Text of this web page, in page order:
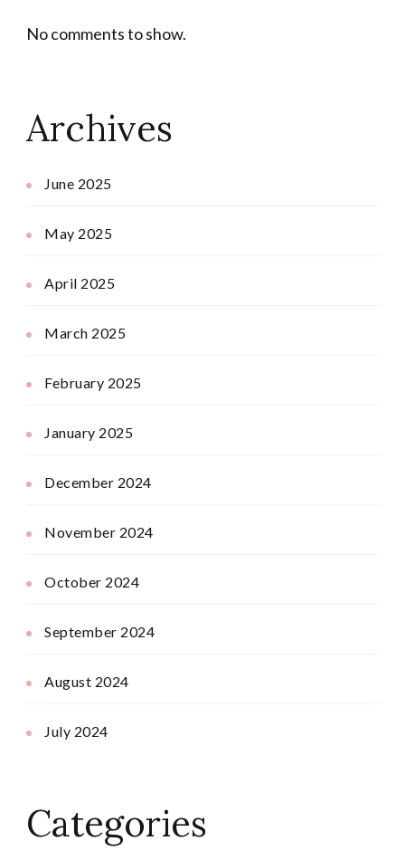
No comments to show.
Archives
June 2025
May 2025
April 2025
March 2025
February 2025
January 2025
December 2024
November 2024
October 2024
September 2024
August 2024
July 2024
Categories